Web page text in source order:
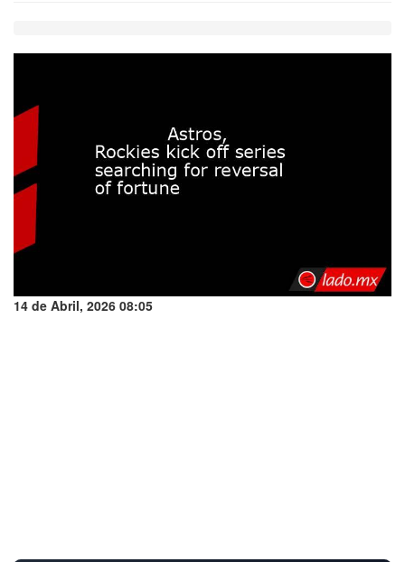
14 de Abril, 2026 08:05